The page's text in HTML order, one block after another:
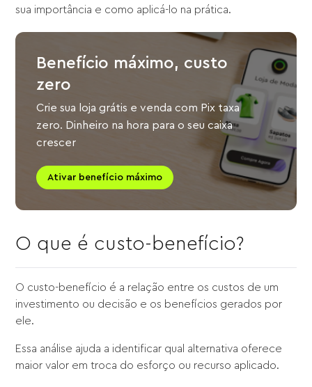
sua importância e como aplicá-lo na prática.
Benefício máximo, custo
zero
Crie sua loja grátis e venda com Pix taxa
zero. Dinheiro na hora para o seu caixa
crescer
Ativar benefício máximo
O que é custo-benefício?
O custo-benefício é a relação entre os custos de um
investimento ou decisão e os benefícios gerados por
ele.
Essa análise ajuda a identificar qual alternativa oferece
maior valor em troca do esforço ou recurso aplicado.